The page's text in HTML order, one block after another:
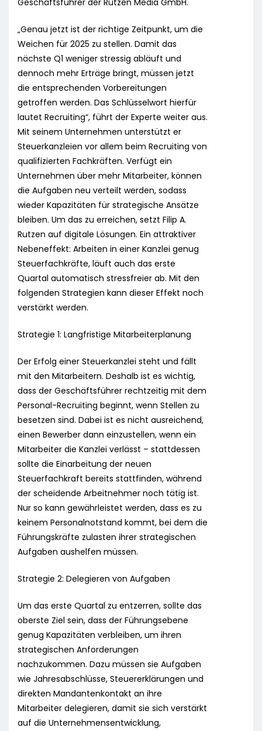
Geschäftsführer der Rutzen Media GmbH.
„Genau jetzt ist der richtige Zeitpunkt, um die
Weichen für 2025 zu stellen. Damit das
nächste Q1 weniger stressig abläuft und
dennoch mehr Erträge bringt, müssen jetzt
die entsprechenden Vorbereitungen
getroffen werden. Das Schlüsselwort hierfür
lautet Recruiting“, führt der Experte weiter aus.
Mit seinem Unternehmen unterstützt er
Steuerkanzleien vor allem beim Recruiting von
qualifizierten Fachkräften. Verfügt ein
Unternehmen über mehr Mitarbeiter, können
die Aufgaben neu verteilt werden, sodass
wieder Kapazitäten für strategische Ansätze
bleiben. Um das zu erreichen, setzt Filip A.
Rutzen auf digitale Lösungen. Ein attraktiver
Nebeneffekt: Arbeiten in einer Kanzlei genug
Steuerfachkräfte, läuft auch das erste
Quartal automatisch stressfreier ab. Mit den
folgenden Strategien kann dieser Effekt noch
verstärkt werden.
Strategie 1: Langfristige Mitarbeiterplanung
Der Erfolg einer Steuerkanzlei steht und fällt
mit den Mitarbeitern. Deshalb ist es wichtig,
dass der Geschäftsführer rechtzeitig mit dem
Personal-Recruiting beginnt, wenn Stellen zu
besetzen sind. Dabei ist es nicht ausreichend,
einen Bewerber dann einzustellen, wenn ein
Mitarbeiter die Kanzlei verlässt – stattdessen
sollte die Einarbeitung der neuen
Steuerfachkraft bereits stattfinden, während
der scheidende Arbeitnehmer noch tätig ist.
Nur so kann gewährleistet werden, dass es zu
keinem Personalnotstand kommt, bei dem die
Führungskräfte zulasten ihrer strategischen
Aufgaben aushelfen müssen.
Strategie 2: Delegieren von Aufgaben
Um das erste Quartal zu entzerren, sollte das
oberste Ziel sein, dass der Führungsebene
genug Kapazitäten verbleiben, um ihren
strategischen Anforderungen
nachzukommen. Dazu müssen sie Aufgaben
wie Jahresabschlüsse, Steuererklärungen und
direkten Mandantenkontakt an ihre
Mitarbeiter delegieren, damit sie sich verstärkt
auf die Unternehmensentwicklung,